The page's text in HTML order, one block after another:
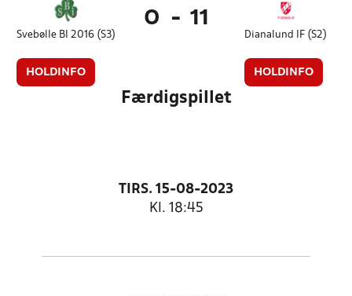
Svebølle BI 2016 (S3)
HOLDINFO
0 - 11
Dianalund IF (S2)
HOLDINFO
Færdigspillet
TIRS. 15-08-2023
Kl. 18:45